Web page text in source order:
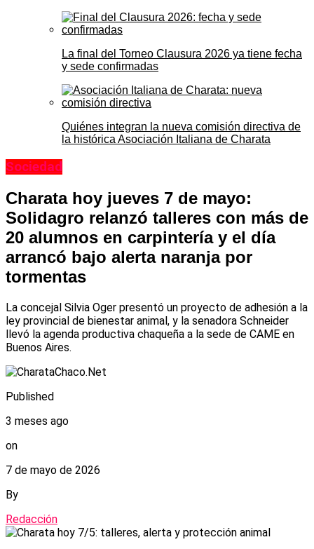
La final del Torneo Clausura 2026 ya tiene fecha
y sede confirmadas
Quiénes integran la nueva comisión directiva de
la histórica Asociación Italiana de Charata
Sociedad
Charata hoy jueves 7 de mayo:
Solidagro relanzó talleres con más de
20 alumnos en carpintería y el día
arrancó bajo alerta naranja por
tormentas
La concejal Silvia Oger presentó un proyecto de adhesión a la
ley provincial de bienestar animal, y la senadora Schneider
llevó la agenda productiva chaqueña a la sede de CAME en
Buenos Aires.
Published
3 meses ago
on
7 de mayo de 2026
By
Redacción